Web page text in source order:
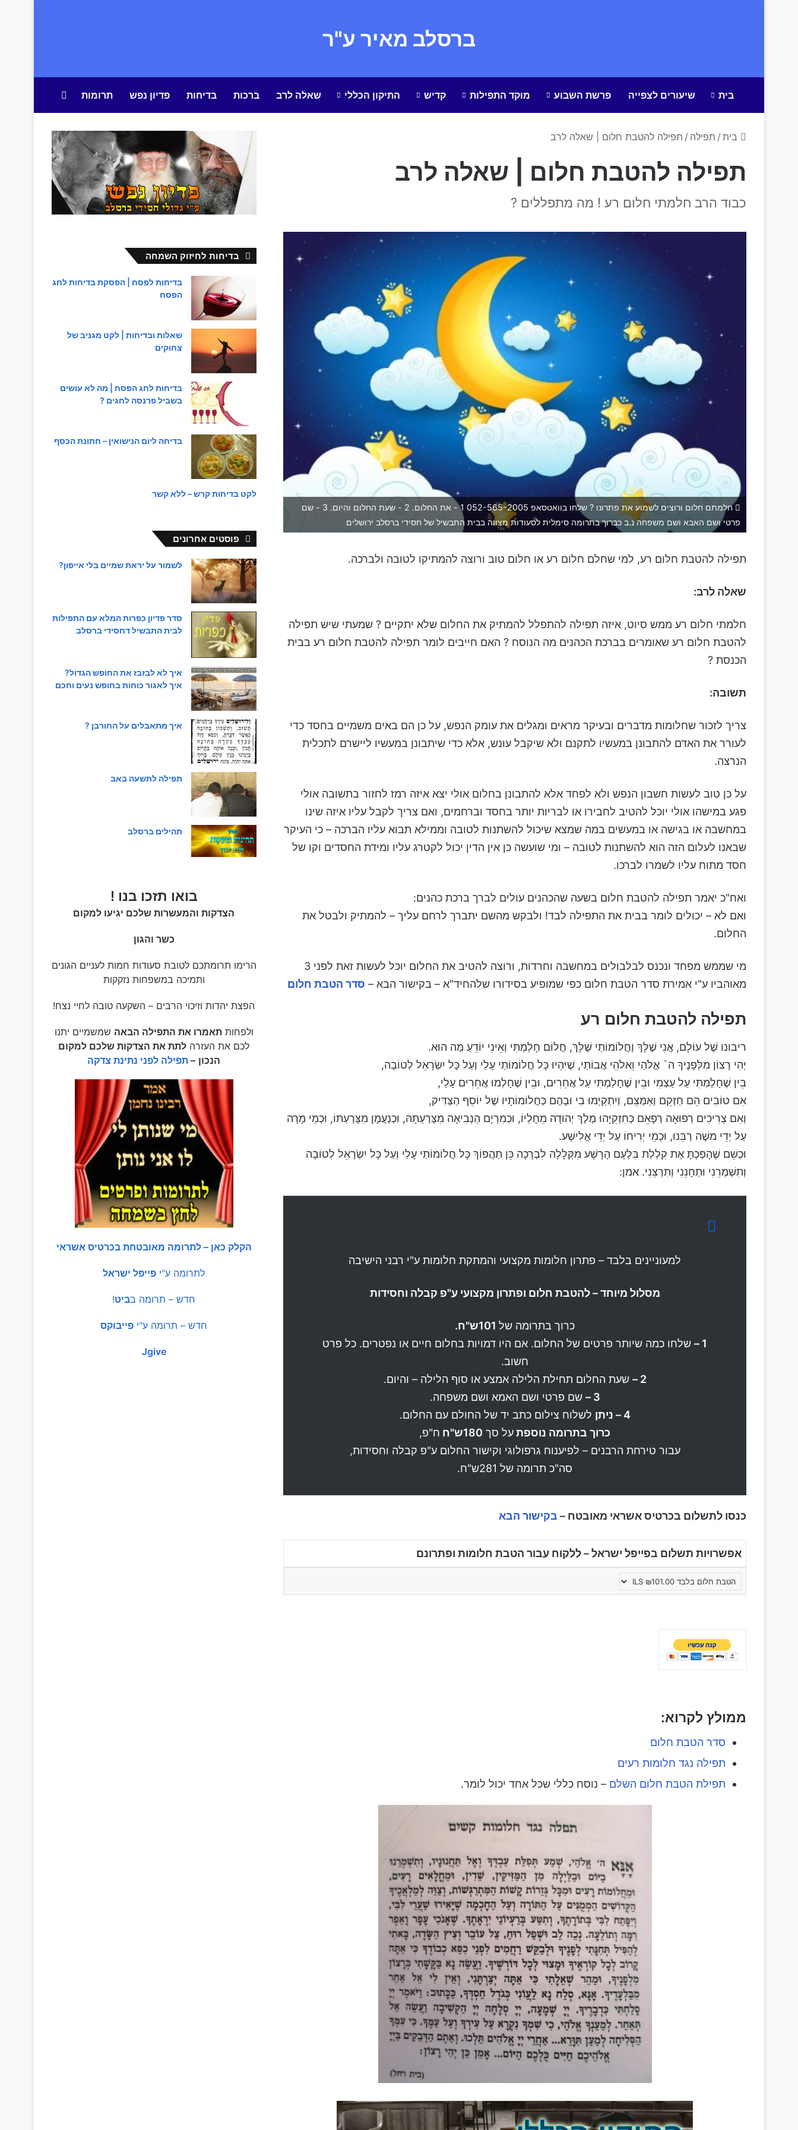
ברסלב מאיר ע"ר
בית שיעורים לצפייה פרשת השבוע מוקד התפילות קדיש התיקון הכללי שאלה לרב ברכות בדיחות פדיון נפש תרומות
בית / תפילה / תפילה להטבת חלום | שאלה לרב
תפילה להטבת חלום | שאלה לרב
כבוד הרב חלמתי חלום רע ! מה מתפללים ?
חלמתם חלום ורוצים לשמוע את פתרונו ? שלחו בוואטסאפ 052-565-2005 1 - את החלום. 2 - שעת החלום והיום. 3 - שם
פרטי ושם האבא ושם משפחה נ.ב כברוך בתרומה סימלית לסעודות מצווה בבית התבשיל של חסידי ברסלב ירושלים
תפילה להטבת חלום רע, למי שחלם חלום רע או חלום טוב ורוצה להמתיקו לטובה ולברכה.
שאלה לרב:
חלמתי חלום רע ממש סיוט, איזה תפילה להתפלל להמתיק את החלום שלא יתקיים ? שמעתי שיש תפילה
להטבת חלום רע שאומרים בברכת הכהנים מה הנוסח ? האם חייבים לומר תפילה להטבת חלום רע בבית
הכנסת ?
תשובה:
צריך לזכור שחלומות מדברים ובעיקר מראים ומגלים את עומק הנפש, על כן הם באים משמיים בחסד כדי
לעורר את האדם להתבונן במעשיו לתקנם ולא שיקבל עונש, אלא כדי שיתבונן במעשיו ליישרם לתכלית
הנרצה.
על כן טוב לעשות חשבון הנפש ולא לפחד אלא להתבונן בחלום אולי יצא איזה רמז לחזור בתשובה אולי
פגע במישהו אולי יוכל להטיב לחבירו או לבריות יותר בחסד וברחמים, ואם צריך לקבל עליו איזה שינו
במחשבה או בגישה או במעשים במה שמצא שיכול להשתנות לטובה וממילא תבוא עליו הברכה – כי העיקר
שבאנו לעלום הזה הוא להשתנות לטובה – ומי שועשה כן אין הדין יכול לקטרג עליו ומידת החסדים וקו של
חסד מתוח עליו לשמרו לברכו.
ואח"כ יאמר תפילה להטבת חלום בשעה שהכהנים עולים לברך ברכת כהנים:
ואם לא – יכולים לומר בבית את התפילה לבד! ולבקש מהשם יתברך לרחם עליך – להמתיק ולבטל את
החלום.
מי שממש מפחד ונכנס לבלבולים במחשבה וחרדות, ורוצה להטיב את החלום יוכל לעשות זאת לפני 3
מאוהביו ע"י אמירת סדר הטבת חלום כפי שמופיע בסידורו שלהחיד"א – בקישור הבא – סדר הטבת חלום
תפילה להטבת חלום רע
ריבונו שֶׁל עוֹלָם, אֲנִי שֶׁלָּךְ וַחֲלוֹמוֹתַי שֶׁלָּךְ, חֲלוֹם חָלַמְתִּי וְאֵינִי יוֹדֵעַ מַה הוּא.
יְהִי רָצוֹן מִלְּפָנֶיךָ ה` אֱלֹהַי וֵאלֹהֵי אֲבוֹתַי, שֶׁיִּהְיוּ כָּל חֲלוֹמוֹתַי עָלַי וְעַל כָּל יִשְׂרָאֵל לְטוֹבָה,
בֵּין שֶׁחָלַמְתִּי עַל עַצְמִי וּבֵין שֶׁחָלַמְתִּי עַל אֲחֵרִים, וּבֵין שֶׁחָלְמוּ אֲחֵרִים עָלַי,
אִם טוֹבִים הֵם חַזְּקֵם וְאַמְּצֵם, וְיִתְקַיְּמוּ בִי וּבָהֶם כַּחֲלוֹמוֹתָיו שֶׁל יוֹסֵף הַצַּדִּיק,
וְאִם צְרִיכִים רְפוּאָה רְפָאֵם כְּחִזְקִיָּהוּ מֶלֶךְ יְהוּדָה מֵחָלְיוֹ, וּכְמִרְיָם הַנְּבִיאָה מִצָּרַעְתָּהּ, וּכְנַעֲמָן מִצָּרַעְתּוֹ, וּכְמֵי מָרָה
עַל יְדֵי משֶׁה רַבֵּנוּ, וּכְמֵי יְרִיחוֹ עַל יְדֵי אֱלִישָׁע.
וּכְשֵׁם שֶׁהָפַכְתָּ אֶת קִלְלַת בִּלְעָם הָרָשָׁע מִקְּלָלָה לִבְרָכָה כֵּן תַּהֲפוֹךְ כָּל חֲלוֹמוֹתַי עָלַי וְעַל כָּל יִשְׂרָאֵל לְטוֹבָה
וְתִשְׁמְרֵנִי וּתְחָנֵּנִי וְתִרְצֵנִי. אמן:
למעוניינים בלבד – פתרון חלומות מקצועי והמתקת חלומות ע"י רבני הישיבה
מסלול מיוחד – להטבת חלום ופתרון מקצועי ע"פ קבלה וחסידות
כרוך בתרומה של
1 –
שלחו כמה שיותר פרטים של החלום. אם היו דמויות בחלום חיים או נפטרים. כל פרט
חשוב.
2 –
שעת החלום תחילת הלילה אמצע או סוף הלילה – והיום.
3 –
שם פרטי ושם האמא ושם משפחה.
4 – ניתן
לשלוח צילום כתב יד של החולם עם החלום.
כרוך בתרומה נוספתעל סך 180ש"ח
ח"פ,
עבור טירחת הרבנים – לפיענוח גרפולוגי וקישור החלום ע"פ קבלה וחסידות,
סה"כ תרומה של 281ש"ח.
כנסו לתשלום בכרטיס אשראי מאובטח – בקישור הבא
אפשרויות תשלום בפייפל ישראל – ללקוח עבור הטבת חלומות ופתרונם
ממולץ לקרוא:
סדר הטבת חלום
תפילה נגד חלומות רעים
תפילת הטבת חלום השלם – נוסח כללי שכל אחד יכול לומר.
בדיחות לחיזוק השמחה
בדיחות לפסח | הפסקת בדיחות לחג
הפסח
שאלות ובדיחות | לקט מגניב של
צחוקים
בדיחות לחג הפסח | מה לא עושים
בשביל פרנסה לחגים ?
בדיחה ליום הנישואין – חתונת הכסף
לקט בדיחות קרש – ללא קשר
פוסטים אחרונים
לשמור על יראת שמיים בלי אייפון?
סדר פדיון כפרות המלא עם התפילות
לבית התבשיל דחסידי ברסלב
איך לא לבזבז את החופש הגדול?
איך לאגור כוחות בחופש נעים וחכם
איך מתאבלים על החורבן ?
תפילה לתשעה באב
תהילים ברסלב
בואו תזכו בנו !
הצדקות והמעשרות שלכם יגיעו למקום
כשר והגון
הרימו תרומתכם לטובת סעודות חמות לעניים הגונים
ותמיכה במשפחות נזקקות
הפצת יהדות וזיכוי הרבים – השקעה טובה לחיי נצח!
ולפחותתאמרו את התפילה הבאה שמשמיים יתנו
לכם את העזרה לתת את הצדקות שלכם למקום
הנכון – תפילה לפני נתינת צדקה
הקלק כאן – לתרומה מאובטחת בכרטיס אשראי
לתרומה ע"י פייפל ישראל
חדש – תרומה בביט!
חדש – תרומה ע"י פייבוקס
Jgive